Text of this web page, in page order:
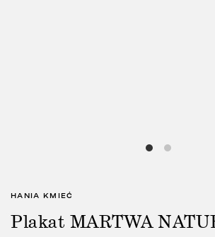
HANIA KMIEĆ
Plakat MARTWA